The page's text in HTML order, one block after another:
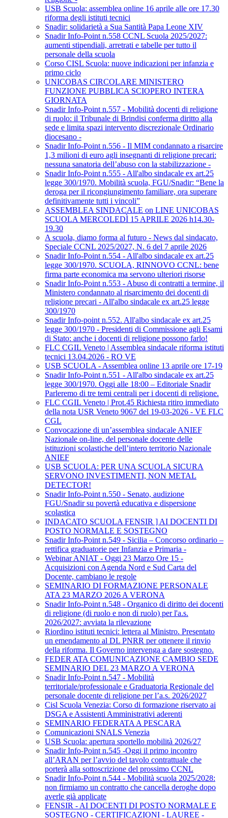
USB Scuola: assemblea online 16 aprile alle ore 17.30
riforma degli istituti tecnici
Snadir: solidarietà a Sua Santità Papa Leone XIV
Snadir Info-Point n.558 CCNL Scuola 2025/2027:
aumenti stipendiali, arretrati e tabelle per tutto il
personale della scuola
Corso CISL Scuola: nuove indicazioni per infanzia e
primo ciclo
UNICOBAS CIRCOLARE MINISTERO
FUNZIONE PUBBLICA SCIOPERO INTERA
GIORNATA
Snadir Info-Point n.557 - Mobilità docenti di religione
di ruolo: il Tribunale di Brindisi conferma diritto alla
sede e limita spazi intervento discrezionale Ordinario
diocesano -
Snadir Info-Point n.556 - Il MIM condannato a risarcire
1,3 milioni di euro agli insegnanti di religione precari:
nessuna sanatoria dell’abuso con la stabilizzazione -
Snadir Info-Point n.555 - All'albo sindacale ex art.25
legge 300/1970. Mobilità scuola, FGU/Snadir: “Bene la
deroga per il ricongiungimento familiare, ora superare
definitivamente tutti i vincoli”
ASSEMBLEA SINDACALE on LINE UNICOBAS
SCUOLA MERCOLEDÌ 15 APRILE 2026 h14.30-
19.30
A scuola, diamo forma al futuro - News dal sindacato,
Speciale CCNL 2025/2027, N. 6 del 7 aprile 2026
Snadir Info-Point n.554 - All'albo sindacale ex art.25
legge 300/1970. SCUOLA, RINNOVO CCNL: bene
firma parte economica ma servono ulteriori risorse
Snadir Info-Point n.553 - Abuso di contratti a termine, il
Ministero condannato al risarcimento dei docenti di
religione precari - All'albo sindacale ex art.25 legge
300/1970
Snadir Info-point n.552. All'albo sindacale ex art.25
legge 300/1970 - Presidenti di Commissione agli Esami
di Stato: anche i docenti di religione possono farlo!
FLC CGIL Veneto | Assemblea sindacale riforma istituti
tecnici 13.04.2026 - RO VE
USB SCUOLA - Assemblea online 13 aprile ore 17-19
Snadir Info-Point n.551 - All'albo sindacale ex art.25
legge 300/1970. Oggi alle 18:00 – Editoriale Snadir
Parleremo di tre temi centrali per i docenti di religione.
FLC CGIL Veneto | Prot.45 Richiesta ritiro immediato
della nota USR Veneto 9067 del 19-03-2026 - VE FLC
CGL
Convocazione di un’assemblea sindacale ANIEF
Nazionale on-line, del personale docente delle
istituzioni scolastiche dell’intero territorio Nazionale
ANIEF
USB SCUOLA: PER UNA SCUOLA SICURA
SERVONO INVESTIMENTI, NON METAL
DETECTOR!
Snadir Info-Point n.550 - Senato, audizione
FGU/Snadir su povertà educativa e dispersione
scolastica
INDACATO SCUOLA FENSIR ] AI DOCENTI DI
POSTO NORMALE E SOSTEGNO
Snadir Info-Point n.549 - Sicilia – Concorso ordinario –
rettifica graduatorie per Infanzia e Primaria -
Webinar ANIAT - Oggi 23 Marzo Ore 15 -
Acquisizioni con Agenda Nord e Sud Carta del
Docente, cambiano le regole
SEMINARIO DI FORMAZIONE PERSONALE
ATA 23 MARZO 2026 A VERONA
Snadir Info-Point n.548 - Organico di diritto dei docenti
di religione (di ruolo e non di ruolo) per l'a.s.
2026/2027: avviata la rilevazione
Riordino istituti tecnici: lettera al Ministro. Presentato
un emendamento al DL PNRR per ottenere il rinvio
della riforma. Il Governo intervenga a dare sostegno.
FEDER ATA COMUNICAZIONE CAMBIO SEDE
SEMINARIO DEL 23 MARZO A VERONA
Snadir Info-Point n.547 - Mobilità
territoriale/professionale e Graduatoria Regionale del
personale docente di religione per l’a.s. 2026/2027
Cisl Scuola Venezia: Corso di formazione riservato ai
DSGA e Assistenti Amministrativi aderenti
SEMINARIO FEDERATA A PESCARA
Comunicazioni SNALS Venezia
USB Scuola: apertura sportello mobilità 2026/27
Snadir Info-Point n.545 -Oggi il primo incontro
all’ARAN per l’avvio del tavolo contrattuale che
porterà alla sottoscrizione del prossimo CCNL
Snadir Info-Point n.544 - Mobilità scuola 2025/2028:
non firmiamo un contratto che cancella deroghe dopo
averle già applicate
FENSIR - AI DOCENTI DI POSTO NORMALE E
SOSTEGNO - CERTIFICAZIONI - LAUREE -